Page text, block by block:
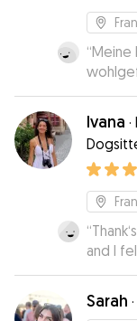
“Meine
sofort,
Sabine
Ivana ·
“
and I
Sarah ·